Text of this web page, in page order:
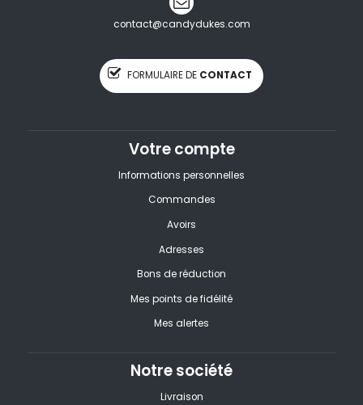
contact@candydukes.com
FORMULAIRE DE CONTACT
Votre compte
Informations personnelles
Commandes
Avoirs
Adresses
Bons de réduction
Mes points de fidélité
Mes alertes
Notre société
Livraison